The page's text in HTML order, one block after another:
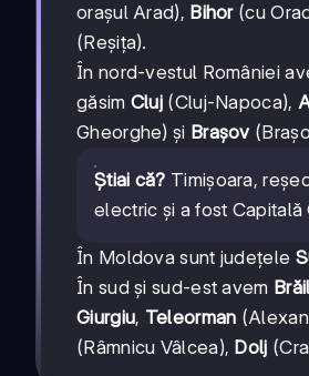
orașul Arad), Bihor(cu
(Reșița).
În nord-vestul României
găsim Cluj (Cluj-Napoca),
Gheorghe) și Brașov
Știai că? Timișoara,
electric și a fost
În Moldova sunt județele
În sud și sud-est avem
Giurgiu, Teleorman
(Râmnicu Vâlcea), Dolj